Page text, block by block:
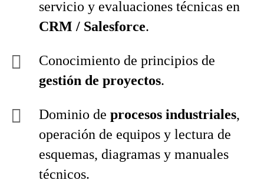
servicio y evaluaciones técnicas en
CRM / Salesforce.
Conocimiento de principios de
gestión de proyectos.
Dominio de procesos industriales,
operación de equipos y lectura de
esquemas, diagramas y manuales
técnicos.